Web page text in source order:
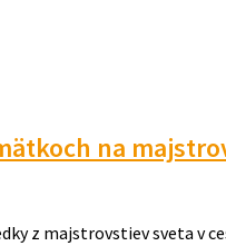
na
z majstrovstiev sveta v